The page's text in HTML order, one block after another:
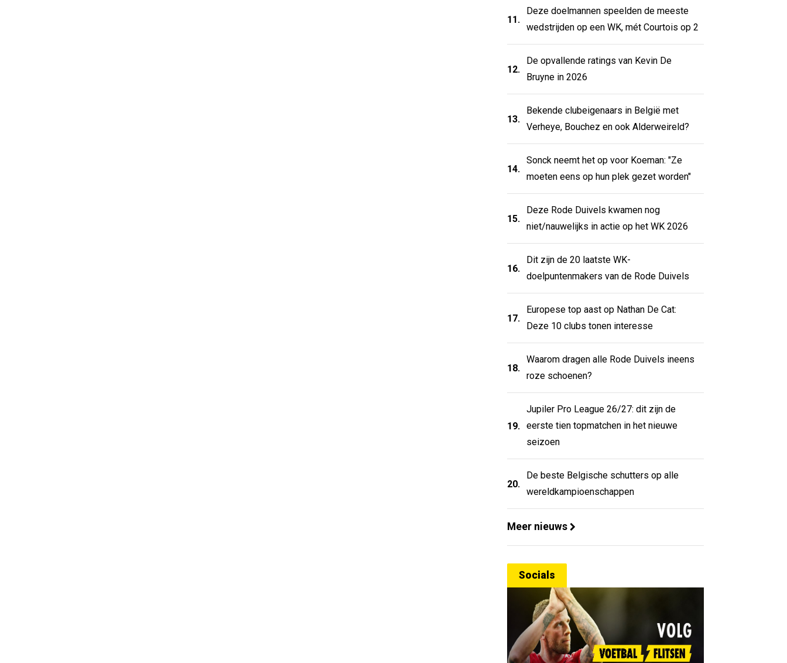
11.
Deze doelmannen speelden de meeste
wedstrijden op een WK, mét Courtois op 2
12.
De opvallende ratings van Kevin De
Bruyne in 2026
13.
Bekende clubeigenaars in België met
Verheye, Bouchez en ook Alderweireld?
14.
Sonck neemt het op voor Koeman: "Ze
moeten eens op hun plek gezet worden"
15.
Deze Rode Duivels kwamen nog
niet/nauwelijks in actie op het WK 2026
16.
Dit zijn de 20 laatste WK-
doelpuntenmakers van de Rode Duivels
17.
Europese top aast op Nathan De Cat:
Deze 10 clubs tonen interesse
18.
Waarom dragen alle Rode Duivels ineens
roze schoenen?
19.
Jupiler Pro League 26/27: dit zijn de
eerste tien topmatchen in het nieuwe
seizoen
20.
De beste Belgische schutters op alle
wereldkampioenschappen
Meer nieuws
Socials